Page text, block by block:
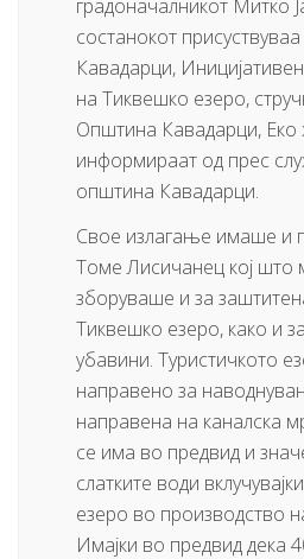
градоначалникот Митко
состанокот
Кавадарци,
на Тиквешко езеро,
Општина Кавадарци,
информираат од прес
општина Кавадарци.
Свое излагање имаше и
Томе Лисичанец кој што
зборуваше и за
Тиквешко езеро, како и
убавини. Туристичкото
направено за
направена на каналска
се има во предвид и
слатките води
езеро во производство
Имајки во предвид дека